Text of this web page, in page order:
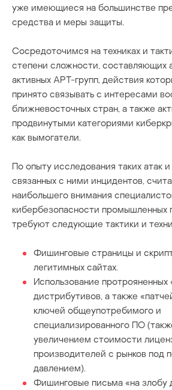
уже имеющиеся на большинстве
средства и меры защиты.
Сосредоточимся на техниках и
степени сложности, составляющих
активных APT-групп, действия
принято связывать с интересами
ближневосточных стран, а также
продвинутыми категориями
как вымогатели.
По опыту исследования таких атак
связанных с ними инцидентов,
наибольшего внимания
кибербезопасности промышленных
требуют следующие тактики и
Фишинговые страницы и
легитимных сайтах.
Использование протрояненных
дистрибутивов, а также
ключей общеупотребимого и
специализированного ПО
увеличением стоимости
производителей с рынков под
давлением).
Фишинговые письма «на злобу